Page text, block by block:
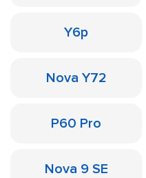
Y6p
Nova Y72
P60 Pro
Nova 9 SE